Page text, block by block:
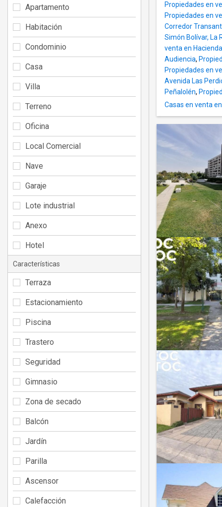
Propiedades en
Propiedades en
Corredor
Simón Bolívar, La
venta en
Audiencia,
Propiedades en
Avenida Las
Peñalolén,
Casas en venta
Apartamento
Habitación
Condominio
Casa
Villa
Terreno
Oficina
Local Comercial
Nave
Garaje
Lote industrial
Anexo
Hotel
Características
Terraza
Estacionamiento
Piscina
Trastero
Seguridad
Gimnasio
Zona de secado
Balcón
Jardín
Parilla
Ascensor
Calefacción